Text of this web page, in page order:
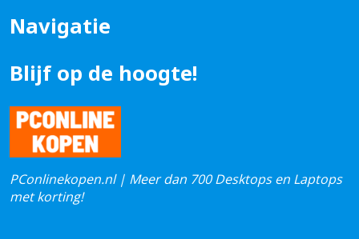
Navigatie
Blijf op de hoogte!
PConlinekopen.nl | Meer dan 700 Desktops en Laptops
met korting!